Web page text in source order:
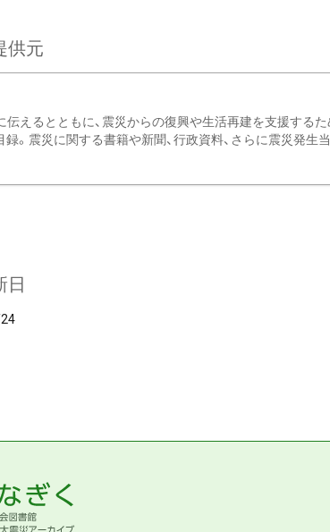
供元
えるとともに、震災からの復興や生活再建を支援するた
。震災に関する書籍や新聞、行政資料、さらに震災発生
日